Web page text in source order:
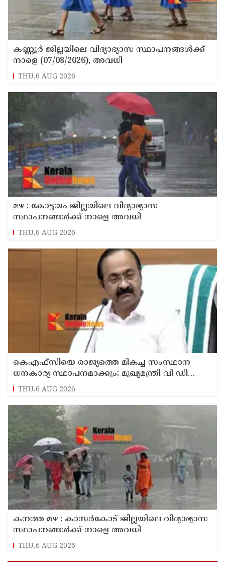
കണ്ണൂർ ജില്ലയിലെ വിദ്യാഭ്യാസ സ്ഥാപനങ്ങള്‍ക്ക്
നാളെ (07/08/2026), അവധി
THU,6 AUG 2026
മഴ : കോട്ടയം ജില്ലയിലെ വിദ്യാഭ്യാസ
സ്ഥാപനങ്ങൾക്ക് നാളെ അവധി
THU,6 AUG 2026
കെഎഫ്‌സിയെ രാജ്യത്തെ മികച്ച സംസ്ഥാന
ധനകാര്യ സ്ഥാപനമാക്കും: മുഖ്യമന്ത്രി വി ഡി
സതീശൻ
THU,6 AUG 2026
കനത്ത മഴ : കാസർകോട് ജില്ലയിലെ വിദ്യാഭ്യാസ
സ്ഥാപനങ്ങൾക്ക് നാളെ അവധി
THU,6 AUG 2026